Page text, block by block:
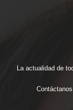
La actualidad de